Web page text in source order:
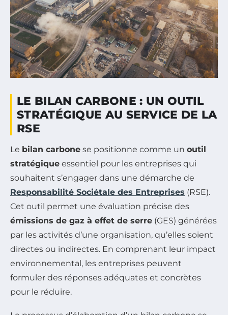
LE BILAN CARBONE : UN OUTIL
STRATÉGIQUE AU SERVICE DE LA
RSE
Le bilan carbone se positionne comme un outil
stratégique essentiel pour les entreprises qui
souhaitent s’engager dans une démarche de
Responsabilité Sociétale des Entreprises (RSE).
Cet outil permet une évaluation précise des
émissions de gaz à effet de serre (GES) générées
par les activités d’une organisation, qu’elles soient
directes ou indirectes. En comprenant leur impact
environnemental, les entreprises peuvent
formuler des réponses adéquates et concrètes
pour le réduire.